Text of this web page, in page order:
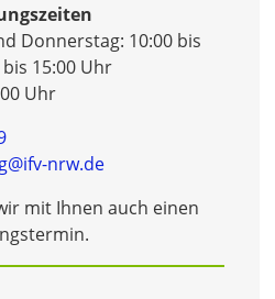
Donnerstag: 10:00 bis
15:00 Uhr
Uhr
nrw.de
mit Ihnen auch einen